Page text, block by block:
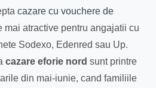
cazare cu vouchere de
mai atractive pentru angajatii cu
Sodexo, Edenred sau Up.
cazare eforie nord sunt printre
din mai-iunie, cand familiile